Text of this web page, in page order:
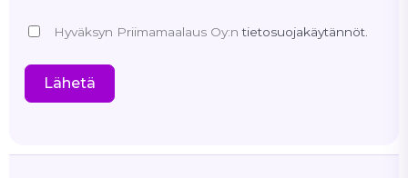
Hyväksyn Priimamaalaus Oy:ntietosuojakäytännöt.
Lähetä